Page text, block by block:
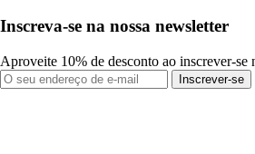
Inscreva-se na nossa newsletter
Aproveite 10% de desconto ao inscrever-se
Inscrever-se